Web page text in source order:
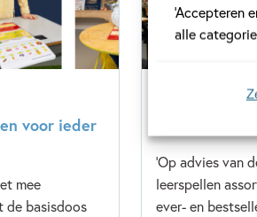
‘Accepteren
alle
voor ieder
mee
de basisdoos
'Op advies van
leerspellen
ever- en